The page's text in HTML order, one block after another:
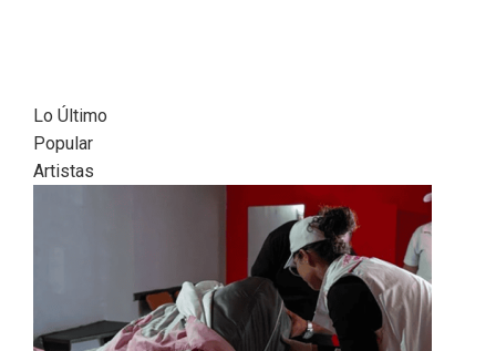
Lo Último
Popular
Artistas